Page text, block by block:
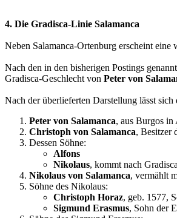
4. Die Gradisca-Linie Salamanca
Neben Salamanca-Ortenburg erscheint eine
Nach den in den bisherigen Postings
Gradisca-Geschlecht von Peter von
Nach der überlieferten Darstellung lässt
Peter von Salamanca, aus Burgos in
Christoph von Salamanca, Besitzer
Dessen Söhne:
Alfons
Nikolaus, kommt nach
Nikolaus von Salamanca, vermählt
Söhne des Nikolaus:
Christoph Horaz, geb. 1577,
Sigmund Erasmus, Sohn der